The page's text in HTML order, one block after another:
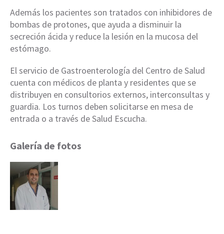
Además los pacientes son tratados con inhibidores de
bombas de protones, que ayuda a disminuir la
secreción ácida y reduce la lesión en la mucosa del
estómago.
El servicio de Gastroenterología del Centro de Salud
cuenta con médicos de planta y residentes que se
distribuyen en consultorios externos, interconsultas y
guardia. Los turnos deben solicitarse en mesa de
entrada o a través de Salud Escucha.
Galería de fotos